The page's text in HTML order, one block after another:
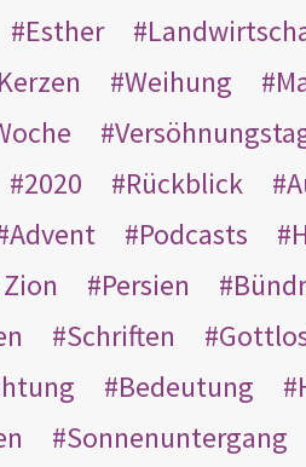
Esther
Kerzen Weihung
2020 Rückblick
Advent Podcasts
Persien
Schriften
Bedeutung
Sonnenuntergang